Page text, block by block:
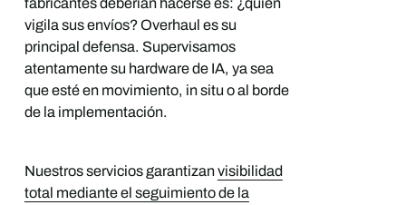
vigila sus envíos? Overhaul es su
principal defensa. Supervisamos
atentamente su hardware de IA, ya sea
que esté en movimiento, in situ o al borde
de la implementación.
Nuestros servicios garantizanvisibilidad
total mediante el seguimiento de la